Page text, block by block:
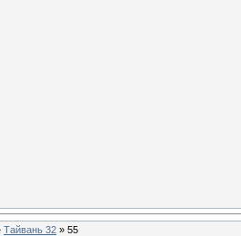
Тайвань 32 » 55